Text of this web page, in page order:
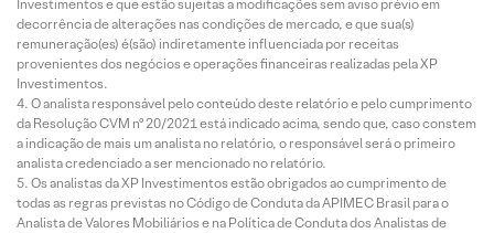
Investimentos e que estão sujeitas a modificações sem aviso prévio em
decorrência de alterações nas condições de mercado, e que sua(s)
remuneração(es) é(são) indiretamente influenciada por receitas
provenientes dos negócios e operações financeiras realizadas pela XP
Investimentos.
O analista responsável pelo conteúdo deste relatório e pelo cumprimento
da Resolução CVM nº 20/2021 está indicado acima, sendo que, caso constem
a indicação de mais um analista no relatório, o responsável será o primeiro
analista credenciado a ser mencionado no relatório.
Os analistas da XP Investimentos estão obrigados ao cumprimento de
todas as regras previstas no Código de Conduta da APIMEC Brasil para o
Analista de Valores Mobiliários e na Política de Conduta dos Analistas de